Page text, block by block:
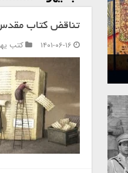
تناقض کتاب
۱۴۰۱-۰۶-۱۶
کتب